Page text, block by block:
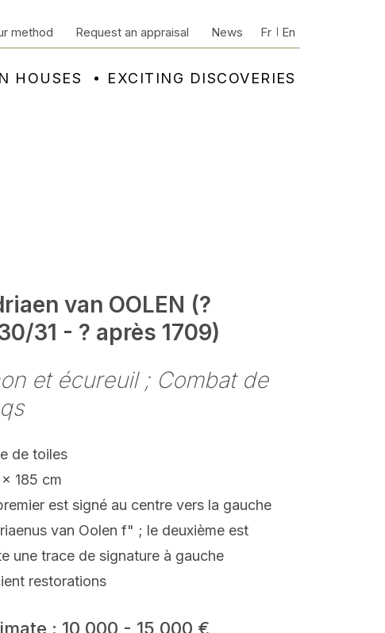
HOUSES EXCITING DISCOVERIES
method Request an appraisal News Fr En
van OOLEN (?
31 - ? après 1709)
et écureuil ; Combat de
de toiles
185 cm
est signé au centre vers la gauche
van Oolen f" ; le deuxième est
une trace de signature à gauche
restorations
: 10 000 - 15 000 €